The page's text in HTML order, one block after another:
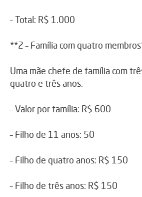
– Total: R$ 1.000
**2 – Família com quatro
Uma mãe chefe de família com
quatro e três anos.
– Valor por família: R$ 600
– Filho de 11 anos: 50
– Filho de quatro anos: R$ 150
– Filho de três anos: R$ 150